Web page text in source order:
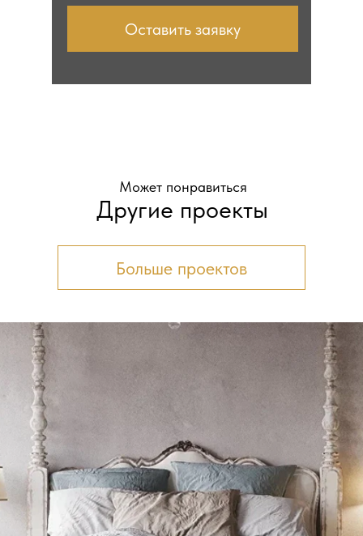
Оставить заявку
Может понравиться
Другие проекты
Больше проектов